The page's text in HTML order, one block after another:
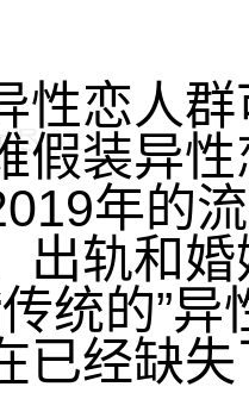
性恋人
假装异
年的
出轨和
统的”
已经缺